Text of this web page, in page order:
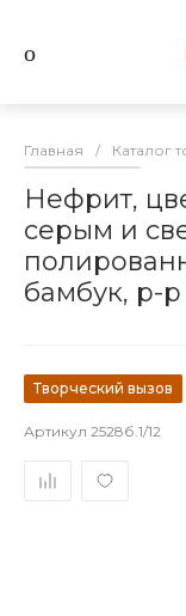
Главная / Каталог
Нефрит,
серым и
бамбук, р-р
Творческий вызов
Артикул 2528б.1/12